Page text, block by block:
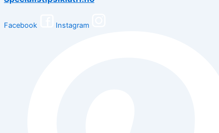
Facebook Instagram